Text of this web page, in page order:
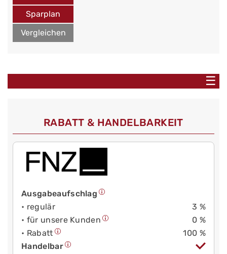
Sparplan
Vergleichen
☰
RABATT & HANDELBARKEIT
Ausgabeaufschlag
• regulär
3 %
• für unsere Kunden
0 %
• Rabatt
100 %
Handelbar